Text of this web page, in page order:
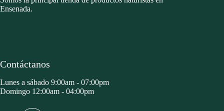
Ensenada.
Contáctanos
Lunes a sábado 9:00am - 07:00pm
Domingo 12:00am - 04:00pm